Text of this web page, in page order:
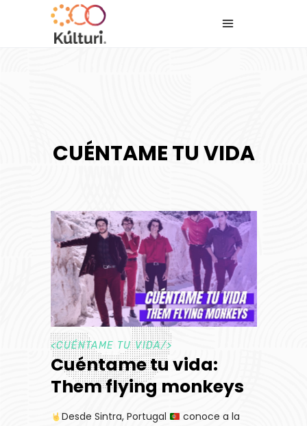
CUÉNTAME TU VIDA
<CUÉNTAME TU VIDA/>
Cuéntame tu vida:
Them flying monkeys
Desde Sintra, Portugal
conoce a la